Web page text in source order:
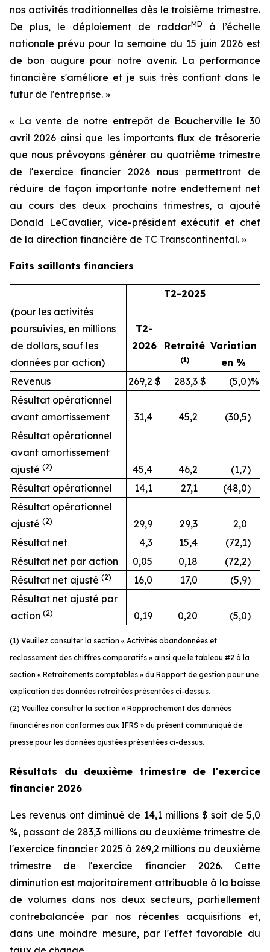
nos activités traditionnelles dès le troisième trimestre.
De plus, le déploiement de raddarMD
à l’échelle
nationale prévu pour la semaine du 15 juin 2026 est
de bon augure pour notre avenir. La performance
financière s'améliore et je suis très confiant dans le
futur de l'entreprise. »
« La vente de notre entrepôt de Boucherville le 30
avril 2026 ainsi que les importants flux de trésorerie
que nous prévoyons générer au quatrième trimestre
de l'exercice financier 2026 nous permettront de
réduire de façon importante notre endettement net
au cours des deux prochains trimestres, a ajouté
Donald LeCavalier, vice-président exécutif et chef
de la direction financière de TC Transcontinental. »
Faits saillants financiers
T2-
2026
T2-2025
Variation
en %
(pour les activités
poursuivies, en millions
de dollars, sauf les
données par action)
Retraité
(1)
Revenus 269,2 $ 283,3 $ (5,0)%
Résultat opérationnel
avant amortissement
31,4 45,2 (30,5)
Résultat opérationnel
avant amortissement
ajusté (2) 45,4 46,2 (1,7)
Résultat opérationnel
14,1 27,1 (48,0)
Résultat opérationnel
ajusté (2) 29,9 29,3
2,0
Résultat net
4,3 15,4 (72,1)
Résultat net par action
0,05 0,18 (72,2)
Résultat net ajusté (2) 16,0 17,0 (5,9)
Résultat net ajusté par
action (2) 0,19 0,20 (5,0)
(1) Veuillez consulter la section « Activités abandonnées et
reclassement des chiffres comparatifs » ainsi que le tableau #2 à la
section « Retraitements comptables » du Rapport de gestion pour une
explication des données retraitées présentées ci-dessus.
(2) Veuillez consulter la section « Rapprochement des données
financières non conformes aux IFRS » du présent communiqué de
presse pour les données ajustées présentées ci-dessus.
Résultats du deuxième trimestre de l'exercice
financier 2026
Les revenus ont diminué de 14,1 millions $ soit de 5,0
%, passant de 283,3 millions au deuxième trimestre de
l'exercice financier 2025 à 269,2 millions au deuxième
trimestre de l'exercice financier 2026. Cette
diminution est majoritairement attribuable à la baisse
de volumes dans nos deux secteurs, partiellement
contrebalancée par nos récentes acquisitions et,
dans une moindre mesure, par l'effet favorable du